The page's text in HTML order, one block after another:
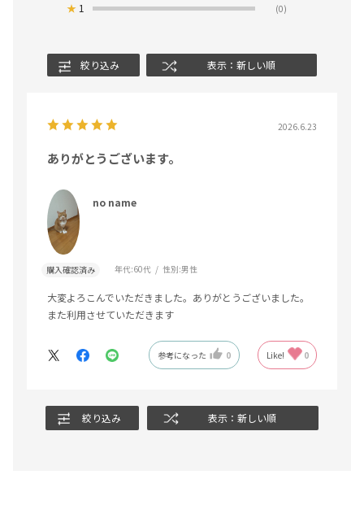
★ 1 (0)
絞り込み 表示：新しい順
2026.6.23
ありがとうございます。
no name
購入確認済み 年代:60代 性別:男性
大変よろこんでいただきました。ありがとうございました。
また利用させていただきます
参考になった 0 Like! 0
絞り込み 表示：新しい順